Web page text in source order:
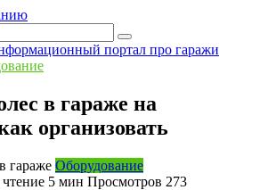
в гараже на
организовать
Оборудование
5 мин Просмотров 273